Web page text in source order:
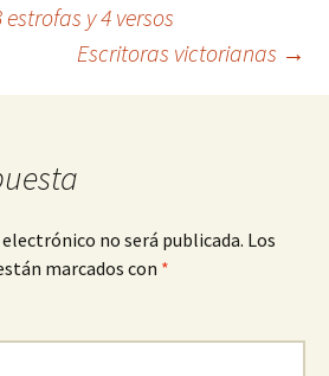
y 4 versos
Escritoras victorianas →
no será publicada. Los
marcados con *